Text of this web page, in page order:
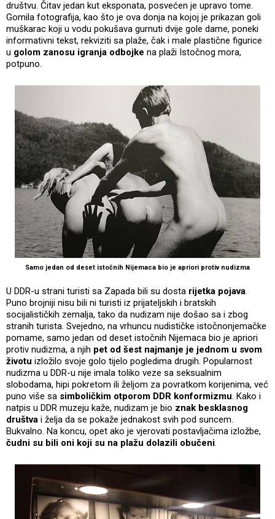
društvu. Čitav jedan kut eksponata, posvećen je upravo tome.
Gomila fotografija, kao što je ova donja na kojoj je prikazan goli
muškarac koji u vodu pokušava gurnuti dvije gole dame, poneki
informativni tekst, rekviziti sa plaže, čak i male plastične figurice
u golom zanosu igranja odbojke na plaži Istočnog mora,
potpuno.
Samo jedan od deset istočnih Nijemaca bio je apriori protiv nudizma
U DDR-u strani turisti sa Zapada bili su dosta rijetka pojava.
Puno brojniji nisu bili ni turisti iz prijateljskih i bratskih
socijalističkih zemalja, tako da nudizam nije došao sa i zbog
stranih turista. Svejedno, na vrhuncu nudističke istočnonjemačke
pomame, samo jedan od deset istočnih Nijemaca bio je apriori
protiv nudizma, a njih pet od šest najmanje je jednom u svom
životu izložilo svoje golo tijelo pogledima drugih. Popularnost
nudizma u DDR-u nije imala toliko veze sa seksualnim
slobodama, hipi pokretom ili željom za povratkom korijenima, već
puno više sa simboličkim otporom DDR konformizmu. Kako i
natpis u DDR muzeju kaže, nudizam je bio znak besklasnog
društva i želja da se pokaže jednakost svih pod suncem.
Bukvalno. Na koncu, opet ako je vjerovati postavljačima izložbe,
čudni su bili oni koji su na plažu dolazili obučeni.